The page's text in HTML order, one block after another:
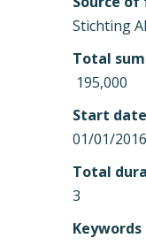
Stichting
Total
 195,000
Start
01/01/2016
Total
3
Keywords